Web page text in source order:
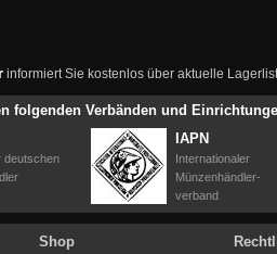
informiert Sie kostenlos über aktuelle
folgenden Verbänden und
deutschen
IAPN
Internationaler
Münzenhändler-
verband
Shop